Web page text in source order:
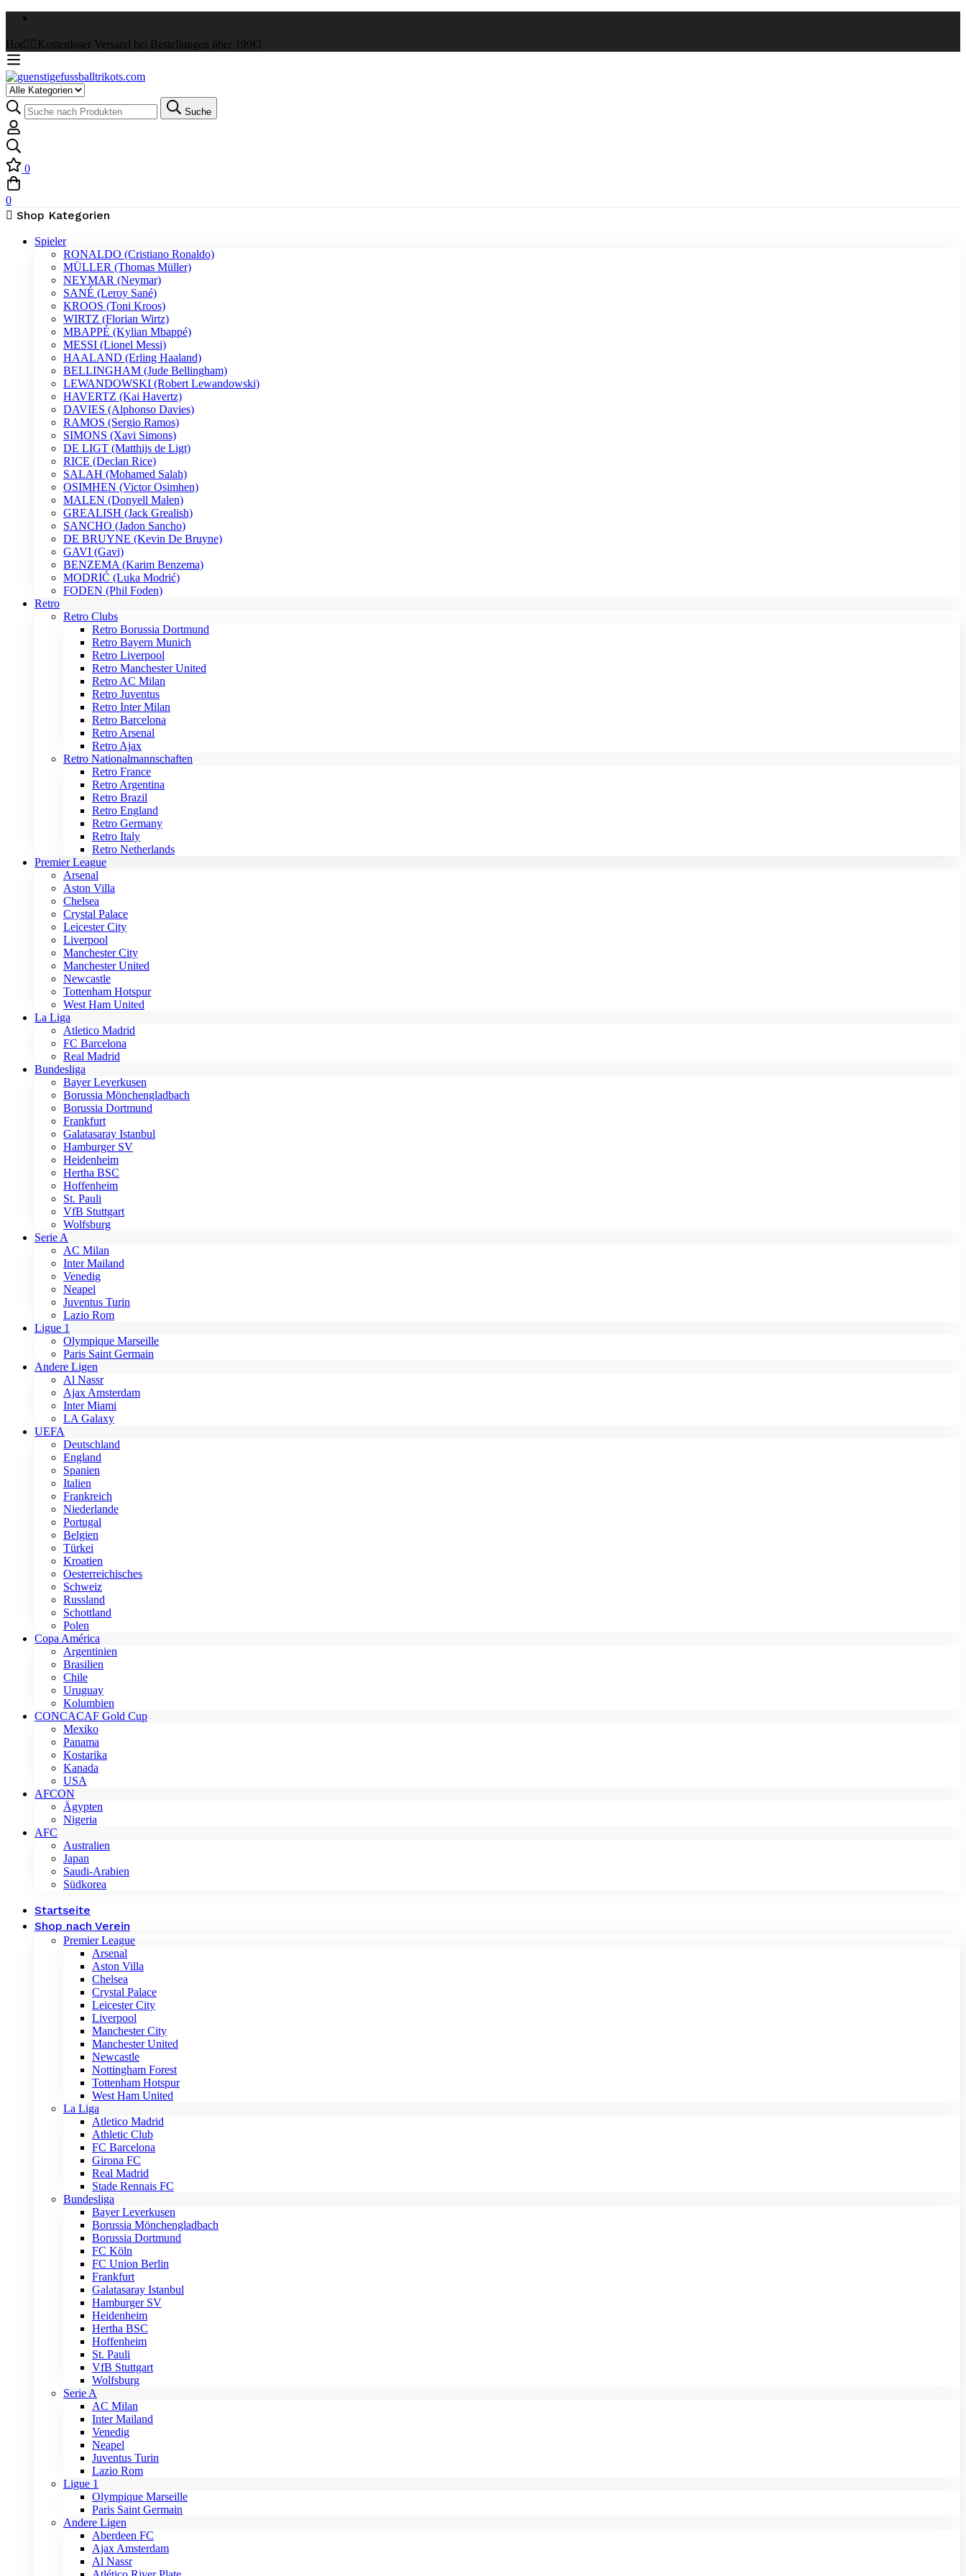
Hot ✌🏼Kostenloser Versand bei Bestellungen über 199€!
Suche
0
0
Shop Kategorien
Spieler
RONALDO (Cristiano Ronaldo)
MÜLLER (Thomas Müller)
NEYMAR (Neymar)
SANÉ (Leroy Sané)
KROOS (Toni Kroos)
WIRTZ (Florian Wirtz)
MBAPPÉ (Kylian Mbappé)
MESSI (Lionel Messi)
HAALAND (Erling Haaland)
BELLINGHAM (Jude Bellingham)
LEWANDOWSKI (Robert Lewandowski)
HAVERTZ (Kai Havertz)
DAVIES (Alphonso Davies)
RAMOS (Sergio Ramos)
SIMONS (Xavi Simons)
DE LIGT (Matthijs de Ligt)
RICE (Declan Rice)
SALAH (Mohamed Salah)
OSIMHEN (Victor Osimhen)
MALEN (Donyell Malen)
GREALISH (Jack Grealish)
SANCHO (Jadon Sancho)
DE BRUYNE (Kevin De Bruyne)
GAVI (Gavi)
BENZEMA (Karim Benzema)
MODRIĆ (Luka Modrić)
FODEN (Phil Foden)
Retro
Retro Clubs
Retro Borussia Dortmund
Retro Bayern Munich
Retro Liverpool
Retro Manchester United
Retro AC Milan
Retro Juventus
Retro Inter Milan
Retro Barcelona
Retro Arsenal
Retro Ajax
Retro Nationalmannschaften
Retro France
Retro Argentina
Retro Brazil
Retro England
Retro Germany
Retro Italy
Retro Netherlands
Premier League
Arsenal
Aston Villa
Chelsea
Crystal Palace
Leicester City
Liverpool
Manchester City
Manchester United
Newcastle
Tottenham Hotspur
West Ham United
La Liga
Atletico Madrid
FC Barcelona
Real Madrid
Bundesliga
Bayer Leverkusen
Borussia Mönchengladbach
Borussia Dortmund
Frankfurt
Galatasaray Istanbul
Hamburger SV
Heidenheim
Hertha BSC
Hoffenheim
St. Pauli
VfB Stuttgart
Wolfsburg
Serie A
AC Milan
Inter Mailand
Venedig
Neapel
Juventus Turin
Lazio Rom
Ligue 1
Olympique Marseille
Paris Saint Germain
Andere Ligen
Al Nassr
Ajax Amsterdam
Inter Miami
LA Galaxy
UEFA
Deutschland
England
Spanien
Italien
Frankreich
Niederlande
Portugal
Belgien
Türkei
Kroatien
Oesterreichisches
Schweiz
Russland
Schottland
Polen
Copa América
Argentinien
Brasilien
Chile
Uruguay
Kolumbien
CONCACAF Gold Cup
Mexiko
Panama
Kostarika
Kanada
USA
AFCON
Ägypten
Nigeria
AFC
Australien
Japan
Saudi-Arabien
Südkorea
Startseite
Shop nach Verein
Premier League
Arsenal
Aston Villa
Chelsea
Crystal Palace
Leicester City
Liverpool
Manchester City
Manchester United
Newcastle
Nottingham Forest
Tottenham Hotspur
West Ham United
La Liga
Atletico Madrid
Athletic Club
FC Barcelona
Girona FC
Real Madrid
Stade Rennais FC
Bundesliga
Bayer Leverkusen
Borussia Mönchengladbach
Borussia Dortmund
FC Köln
FC Union Berlin
Frankfurt
Galatasaray Istanbul
Hamburger SV
Heidenheim
Hertha BSC
Hoffenheim
St. Pauli
VfB Stuttgart
Wolfsburg
Serie A
AC Milan
Inter Mailand
Venedig
Neapel
Juventus Turin
Lazio Rom
Ligue 1
Olympique Marseille
Paris Saint Germain
Andere Ligen
Aberdeen FC
Ajax Amsterdam
Al Nassr